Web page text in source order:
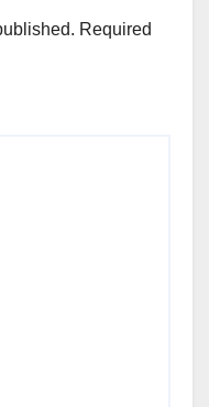
Required